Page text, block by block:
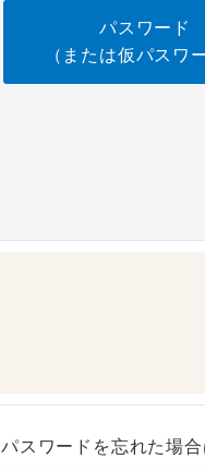
パスワード
（または仮パスワ
パスワードを忘れた場合